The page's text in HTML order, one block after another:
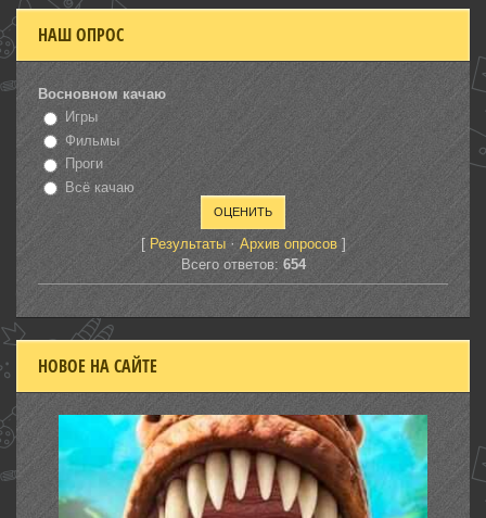
НАШ ОПРОС
Восновном качаю
Игры
Фильмы
Проги
Всё качаю
[ Результаты· Архив опросов]
Всего ответов: 654
НОВОЕ НА САЙТЕ